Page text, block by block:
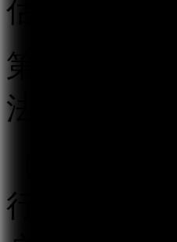
估。
第五条 跟
法履行以下
行真实身份